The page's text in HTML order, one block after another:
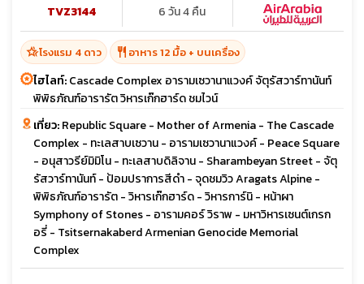
TVZ3144
6 วัน 4 คืน
hotel_classโรงแรม 4 ดาว restaurant อาหาร 12 มื้อ + บนเครื่อง
ไฮไลท์:Cascade Complex อารามเซวานาแวงค์ จัตุรัสวาร์ทานันท์
พิพิธภัณฑ์อารารัต วิหารเก๊กฮาร์ด ชมไวน์
เที่ยว:Republic Square - Mother of Armenia - The Cascade
Complex - ทะเลสาบเซวาน - อารามเซวานาแวงค์ - Peace Square
- อนุสาวรีย์มิมิโน - ทะเลสาบดิลิจาน - Sharambeyan Street - จัตุ
รัสวาร์ทานันท์ - ป้อมปราการสีดำ - จุดชมวิว Aragats Alpine -
พิพิธภัณฑ์อารารัต - วิหารเก๊กฮาร์ด - วิหารการ์นิ - หน้าผา
Symphony of Stones - อารามคอร์ วิราพ - มหาวิหารเซนต์เกรก
อรี่ - Tsitsernakaberd Armenian Genocide Memorial
Complex